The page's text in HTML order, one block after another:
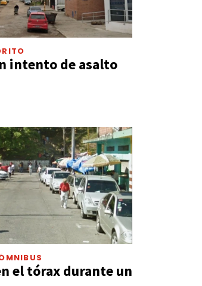
intento de asalto
el tórax durante un